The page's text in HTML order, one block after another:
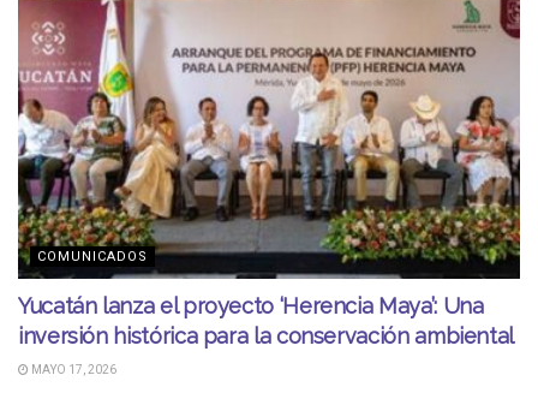
COMUNICADOS
Yucatán lanza el proyecto ‘Herencia Maya’: Una
inversión histórica para la conservación ambiental
MAYO 17, 2026